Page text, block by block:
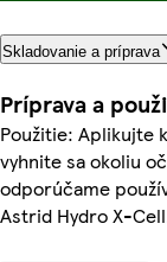
Skladovanie a príprava
Príprava a
Použitie: Aplikujte
vyhnite sa okoliu
odporúčame
Astrid Hydro X-